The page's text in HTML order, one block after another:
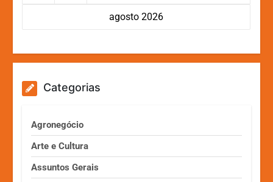
agosto 2026
Categorias
Agronegócio
Arte e Cultura
Assuntos Gerais